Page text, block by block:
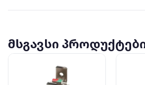
მსგავსი